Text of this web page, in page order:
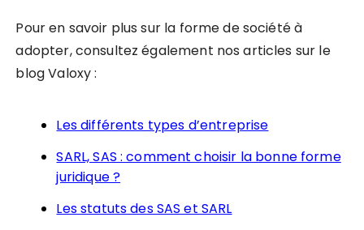
Pour en savoir plus sur la forme de société à
adopter, consultez également nos articles sur le
blog Valoxy :
Les différents types d’entreprise
SARL, SAS : comment choisir la bonne forme
juridique ?
Les statuts des SAS et SARL